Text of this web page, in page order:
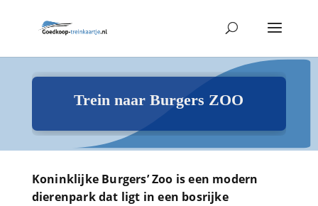
Trein naar Burgers ZOO
Koninklijke Burgers’ Zoo is een modern
dierenpark dat ligt in een bosrijke